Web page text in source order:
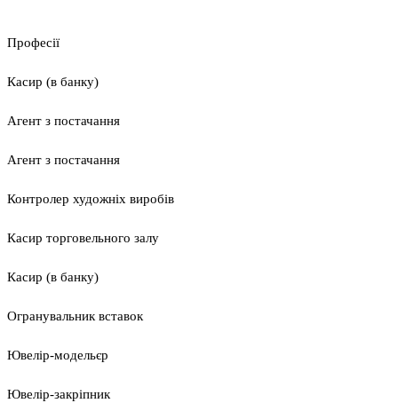
Професії
Касир (в банку)
Агент з постачання
Агент з постачання
Контролер художніх виробів
Касир торговельного залу
Касир (в банку)
Огранувальник вставок
Ювелір-модельєр
Ювелір-закріпник